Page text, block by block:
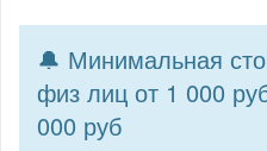
🔔 Минимальная
физ лиц от 1 000
000 руб